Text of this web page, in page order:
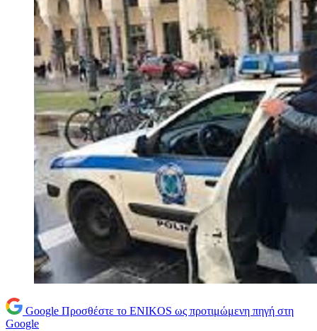
Google Προσθέστε το ENIKOS ως προτιμώμενη πηγή στη
Google